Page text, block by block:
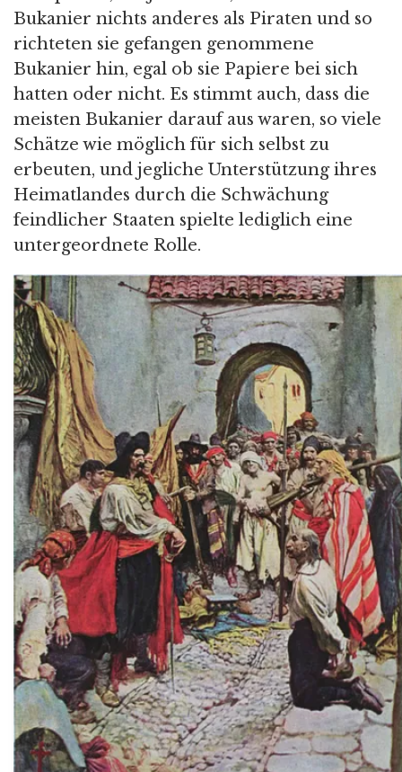
Bukanier nichts anderes als Piraten und so
richteten sie gefangen genommene
Bukanier hin, egal ob sie Papiere bei sich
hatten oder nicht. Es stimmt auch, dass die
meisten Bukanier darauf aus waren, so viele
Schätze wie möglich für sich selbst zu
erbeuten, und jegliche Unterstützung ihres
Heimatlandes durch die Schwächung
feindlicher Staaten spielte lediglich eine
untergeordnete Rolle.